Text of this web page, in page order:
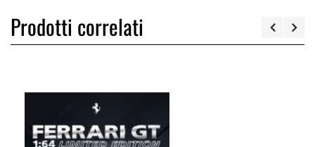
Prodotti correlati